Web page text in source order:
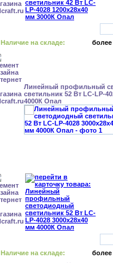
Наличие на складе: более
Линейный профильный
светильник 52 Вт LC-LP-
4000К Опал
Наличие на складе: более